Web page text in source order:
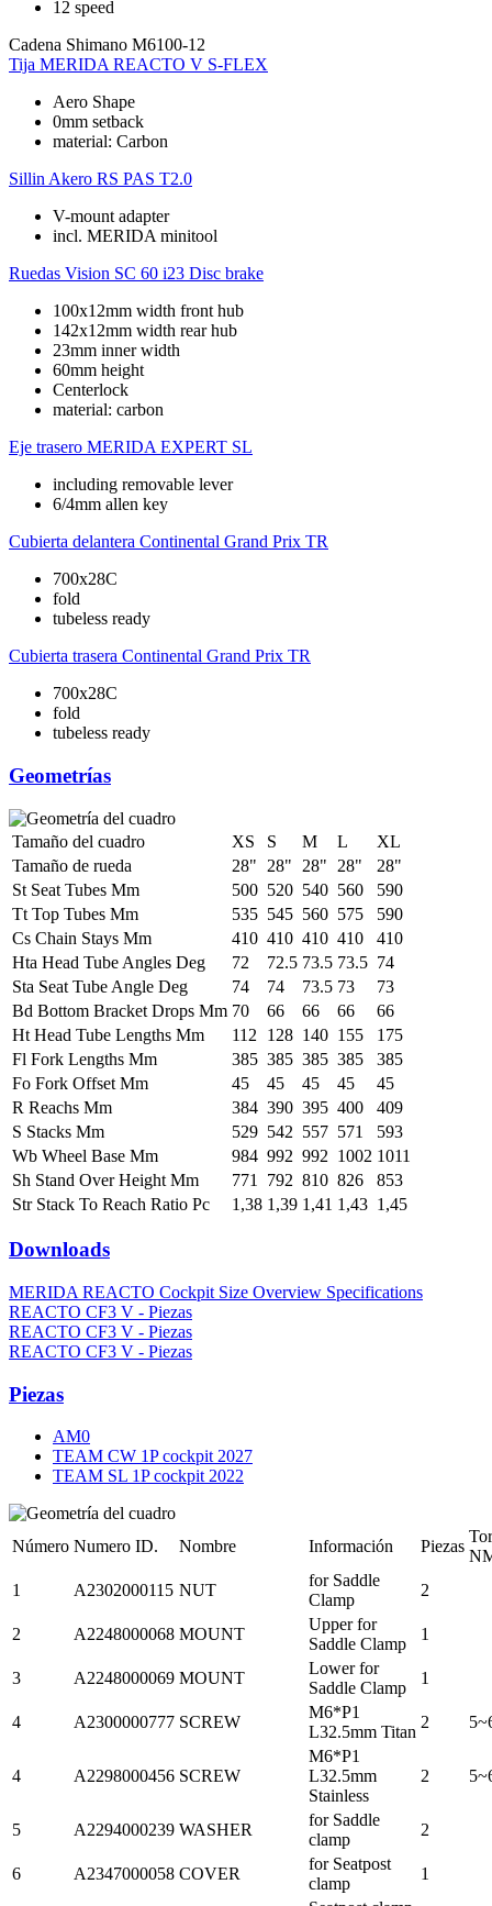
12 speed
Cadena Shimano M6100-12
Tija MERIDA REACTO V S-FLEX
Aero Shape
0mm setback
material: Carbon
Sillin Akero RS PAS T2.0
V-mount adapter
incl. MERIDA minitool
Ruedas Vision SC 60 i23 Disc brake
100x12mm width front hub
142x12mm width rear hub
23mm inner width
60mm height
Centerlock
material: carbon
Eje trasero MERIDA EXPERT SL
including removable lever
6/4mm allen key
Cubierta delantera Continental Grand Prix TR
700x28C
fold
tubeless ready
Cubierta trasera Continental Grand Prix TR
700x28C
fold
tubeless ready
Geometrías
Tamaño del cuadro XS S M L
XL
Tamaño de rueda
28" 28" 28" 28"
28"
St Seat Tubes Mm
500 520 540 560
590
Tt Top Tubes Mm
535 545 560 575
590
Cs Chain Stays Mm
410 410 410 410
410
Hta Head Tube Angles Deg
72 72.5 73.5 73.5 74
Sta Seat Tube Angle Deg
74 74 73.5 73
73
Bd Bottom Bracket Drops Mm 70 66 66 66
66
Ht Head Tube Lengths Mm
112 128 140 155
175
Fl Fork Lengths Mm
385 385 385 385
385
Fo Fork Offset Mm
45 45 45 45
45
R Reachs Mm
384 390 395 400
409
S Stacks Mm
529 542 557 571
593
Wb Wheel Base Mm
984 992 992 1002 1011
Sh Stand Over Height Mm
771 792 810 826
853
Str Stack To Reach Ratio Pc
1,38 1,39 1,41 1,43 1,45
Downloads
MERIDA REACTO Cockpit Size Overview Specifications
REACTO CF3 V - Piezas
REACTO CF3 V - Piezas
REACTO CF3 V - Piezas
Piezas
AM0
TEAM CW 1P cockpit 2027
TEAM SL 1P cockpit 2022
Número Numero ID. Nombre Información Piezas
1
A2302000115 NUT
for Saddle
Clamp
2
2 A2248000068 MOUNT
Upper for
Saddle Clamp
1
3 A2248000069 MOUNT
Lower for
Saddle Clamp
1
4 A2300000777 SCREW
M6*P1
L32.5mm Titan
2
4 A2298000456 SCREW
M6*P1
L32.5mm
Stainless
2
5 A2294000239 WASHER
for Saddle
clamp
2
6 A2347000058 COVER
for Seatpost
clamp
1